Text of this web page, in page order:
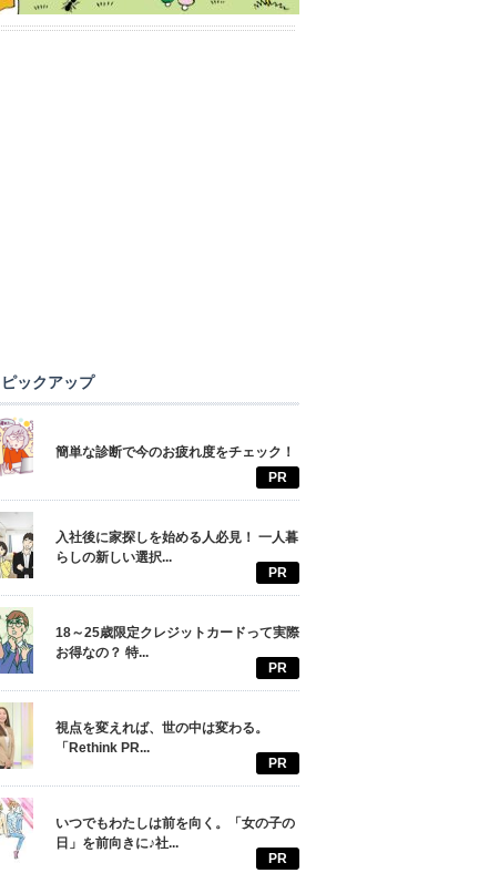
ピックアップ
簡単な診断で今のお疲れ度をチェック！
PR
入社後に家探しを始める人必見！ 一人暮
らしの新しい選択...
PR
18～25歳限定クレジットカードって実際
お得なの？ 特...
PR
視点を変えれば、世の中は変わる。
「Rethink PR...
PR
いつでもわたしは前を向く。「女の子の
日」を前向きに♪社...
PR